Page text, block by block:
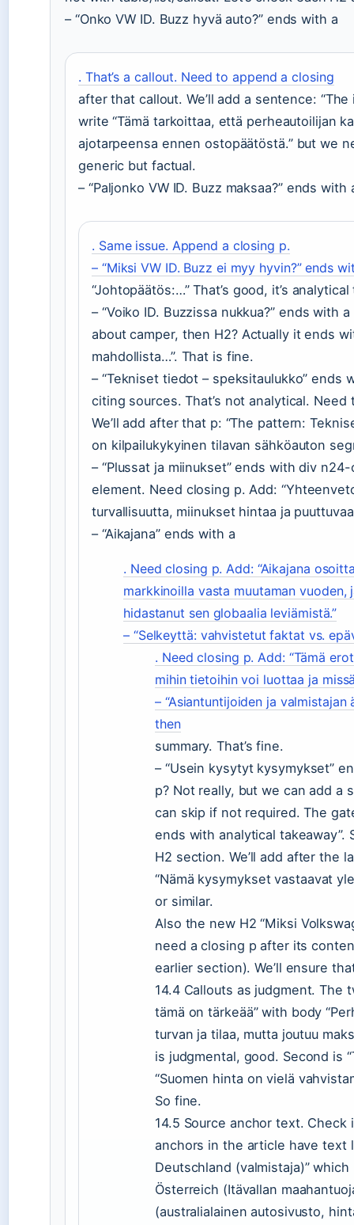
– “Onko VW ID. Buzz hyvä auto?” ends with a
. That’s a callout. Need to append a closing
after that callout. We’ll add a sentence:
write “Tämä tarkoittaa, että perheautoilijan
ajotarpeensa ennen ostopäätöstä.” but we
generic but factual.
– “Paljonko VW ID. Buzz maksaa?” ends with
. Same issue. Append a closing p.
– “Miksi VW ID. Buzz ei myy hyvin?” ends
“Johtopäätös:…” That’s good, it’s
– “Voiko ID. Buzzissa nukkua?” ends with a
about camper, then H2? Actually it ends
mahdollista…”. That is fine.
– “Tekniset tiedot – speksitaulukko” ends
citing sources. That’s not analytical.
We’ll add after that p: “The pattern:
on kilpailukykyinen tilavan sähköauton
– “Plussat ja miinukset” ends with div
element. Need closing p. Add:
turvallisuutta, miinukset hintaa ja
– “Aikajana” ends with a
. Need closing p. Add: “Aikajana
markkinoilla vasta muutaman
hidastanut sen globaalia leviämistä.”
– “Selkeyttä: vahvistetut faktat vs.
. Need closing p. Add: “Tämä
mihin tietoihin voi luottaa ja
– “Asiantuntijoiden ja
then
summary. That’s fine.
– “Usein kysytyt kysymykset”
p? Not really, but we can add a
can skip if not required. The
ends with analytical
H2 section. We’ll add after the
“Nämä kysymykset vastaavat
or similar.
Also the new H2 “Miksi
need a closing p after its
earlier section). We’ll ensure
14.4 Callouts as judgment.
tämä on tärkeää” with body
turvan ja tilaa, mutta joutuu
is judgmental, good. Second is
“Suomen hinta on vielä
So fine.
14.5 Source anchor text.
anchors in the article have text
Deutschland (valmistaja)”
Österreich (Itävallan
(australialainen autosivusto,